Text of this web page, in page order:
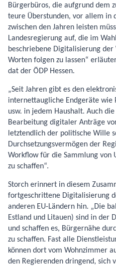
Bürger­büros, die aufgrund dem
teure Überstunden, vor allem in
zwischen den Jahren leisten
Landes­regierung auf, die im
beschriebene Digitalisierung
Worten folgen zu lassen“
dat der ÖDP Hessen.
„Seit Jahren gibt es den
internettaugliche Endgeräte wie
usw. in jedem Haushalt. Auch
Bearbeitung digitaler Anträge
letztendlich der politische Wille
Durchsetzungsvermögen der
Workflow für die Sammlung von
zu schaffen“.
Storch erinnert in diesem
fortgeschrittene Digitalisierung
anderen EU-Ländern hin. „Die
Estland und Litauen) sind in der
und schaffen es, Bürgernähe
zu schaffen. Fast alle
können dort vom Wohnzimmer
den Regierenden dringend, sich